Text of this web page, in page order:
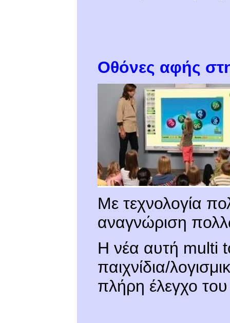
Οθόνες αφής
Με τεχνολογία
αναγνώριση
H νέα αυτή multi
παιχνίδια/
πλήρη έλεγχο